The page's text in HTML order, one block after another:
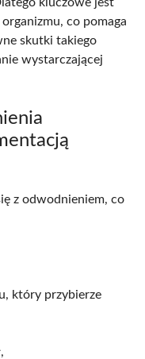
co pomaga
skutki takiego
wystarczającej
z odwodnieniem, co
który przybierze